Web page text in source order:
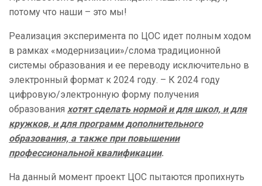
потому что наши – это мы!
Реализация эксперимента по ЦОС идет полным ходом
в рамках «модернизации»/слома традиционной
системы образования и ее переводу исключительно в
электронный формат к 2024 году. – К 2024 году
цифровую/электронную форму получения
образования хотят сделать нормой и для школ, и для
кружков, и для программ дополнительного
образования, а также при повышении
профессиональной квалификации.
На данный момент проект ЦОС пытаются пропихнуть